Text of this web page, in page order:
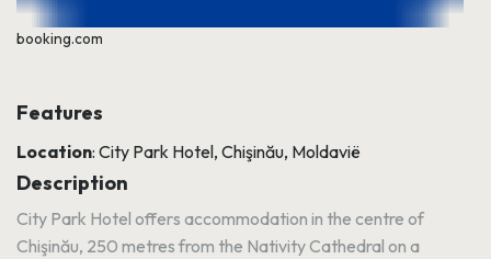
booking.com
Features
Location: City Park Hotel, Chişinău, Moldavië
Description
City Park Hotel offers accommodation in the centre of
Chişinău, 250 metres from the Nativity Cathedral on a